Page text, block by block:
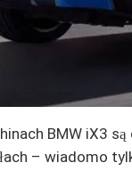
BMW iX3
– wiadomo